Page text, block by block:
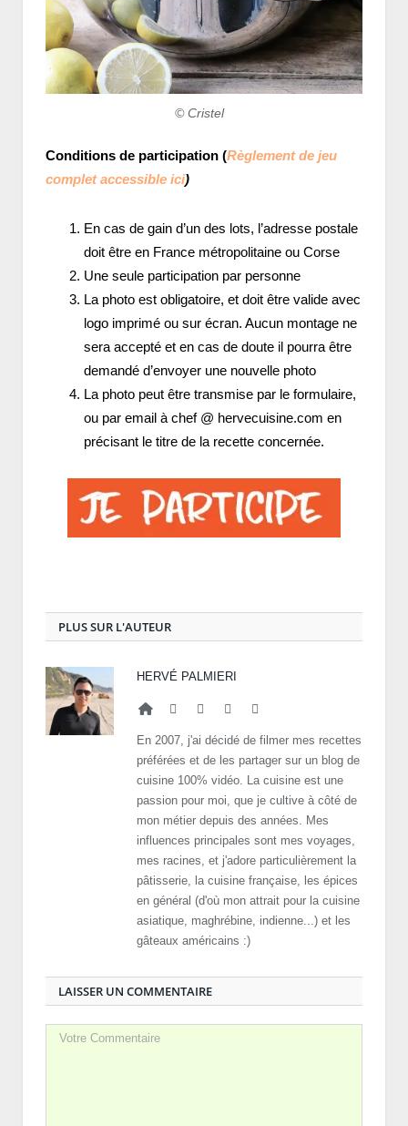
© Cristel
Conditions de participation (Règlement de jeu
complet accessible ici)
En cas de gain d’un des lots, l’adresse postale
doit être en France métropolitaine ou Corse
Une seule participation par personne
La photo est obligatoire, et doit être valide avec
logo imprimé ou sur écran. Aucun montage ne
sera accepté et en cas de doute il pourra être
demandé d’envoyer une nouvelle photo
La photo peut être transmise par le formulaire,
ou par email à chef @ hervecuisine.com en
précisant le titre de la recette concernée.
PLUS SUR L'AUTEUR
HERVÉ PALMIERI
WebsiteFacebook
TwitterGoogle+
En 2007, j'ai décidé de filmer mes recettes
préférées et de les partager sur un blog de
cuisine 100% vidéo. La cuisine est une
passion pour moi, que je cultive à côté de
mon métier depuis des années. Mes
influences principales sont mes voyages,
mes racines, et j'adore particulièrement la
pâtisserie, la cuisine française, les épices
en général (d'où mon attrait pour la cuisine
asiatique, maghrébine, indienne...) et les
gâteaux américains :)
LAISSER UN COMMENTAIRE